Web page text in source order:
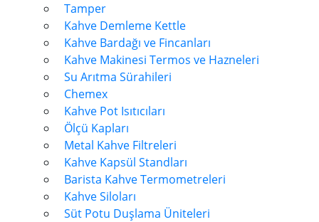
Tamper
Kahve Demleme Kettle
Kahve Bardağı ve Fincanları
Kahve Makinesi Termos ve Hazneleri
Su Arıtma Sürahileri
Chemex
Kahve Pot Isıtıcıları
Ölçü Kapları
Metal Kahve Filtreleri
Kahve Kapsül Standları
Barista Kahve Termometreleri
Kahve Siloları
Süt Potu Duşlama Üniteleri